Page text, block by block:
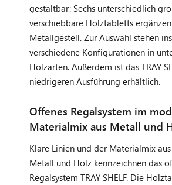
gestaltbar: Sechs unterschiedlich
verschiebbare Holztabletts
Metallgestell. Zur Auswahl stehen
verschiedene Konfigurationen in
Holzarten. Außerdem ist das TRAY
niedrigeren Ausführung erhältlich.
Offenes Regalsystem im
Materialmix aus Metall und
Klare Linien und der Materialmix
Metall und Holz kennzeichnen das
Regalsystem TRAY SHELF. Die